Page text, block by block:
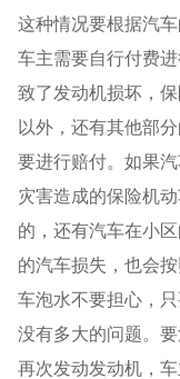
这种情况要根据汽
车主需要自行付费
致了发动机损坏，
以外，还有其他部
要进行赔付。如果
灾害造成的保险机
的，还有汽车在小
的汽车损失，也会
车泡水不要担心，
没有多大的问题。
再次发动发动机，